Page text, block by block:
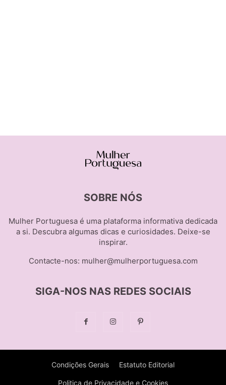
SOBRE NÓS
Mulher Portuguesa é uma plataforma informativa dedicada
a si. Descubra algumas dicas e curiosidades. Deixe-se
inspirar.
Contacte-nos: mulher@mulherportuguesa.com
SIGA-NOS NAS REDES SOCIAIS
Condições Gerais Estatuto Editorial
Politica de Privacidade e Cookies